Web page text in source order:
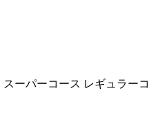
スーパーコース レギュラーコ